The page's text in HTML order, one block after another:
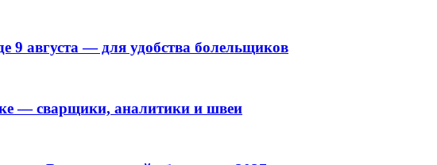
9 августа — для удобства болельщиков
— сварщики, аналитики и швеи